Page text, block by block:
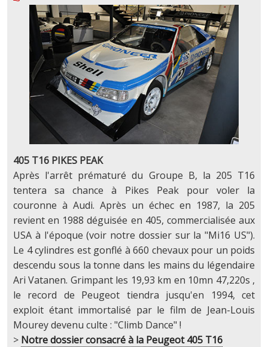
405 T16 PIKES PEAK
Après l'arrêt prématuré du Groupe B, la 205 T16
tentera sa chance à Pikes Peak pour voler la
couronne à Audi. Après un échec en 1987, la 205
revient en 1988 déguisée en 405, commercialisée aux
USA à l'époque (voir notre dossier sur la "Mi16 US").
Le 4 cylindres est gonflé à 660 chevaux pour un poids
descendu sous la tonne dans les mains du légendaire
Ari Vatanen. Grimpant les 19,93 km en 10mn 47,220s ,
le record de Peugeot tiendra jusqu'en 1994, cet
exploit étant immortalisé par le film de Jean-Louis
Mourey devenu culte : "Climb Dance" !
> Notre dossier consacré à la Peugeot 405 T16